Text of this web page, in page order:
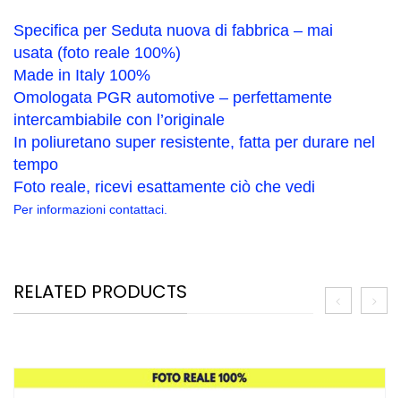
Specifica per Seduta nuova di fabbrica – mai
usata (foto reale 100%)
Made in Italy 100%
Omologata PGR automotive – perfettamente
intercambiabile con l’originale
In poliuretano super resistente, fatta per durare nel
tempo
Foto reale, ricevi esattamente ciò che vedi
Per informazioni contattaci.
RELATED PRODUCTS